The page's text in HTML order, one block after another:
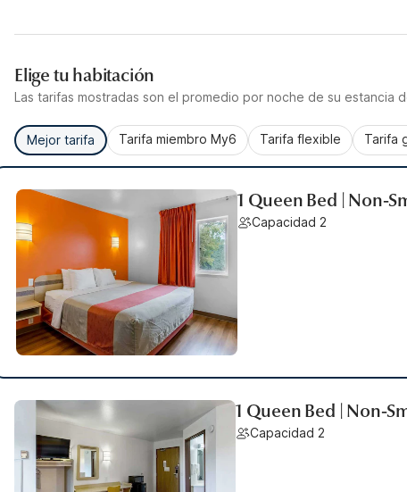
Elige tu habitación
Las tarifas mostradas son el promedio por noche de su estancia
Mejor tarifa Tarifa miembro My6 Tarifa flexible Tarifa
1 Queen Bed | Non-
Capacidad 2
1 Queen Bed | Non-
Capacidad 2